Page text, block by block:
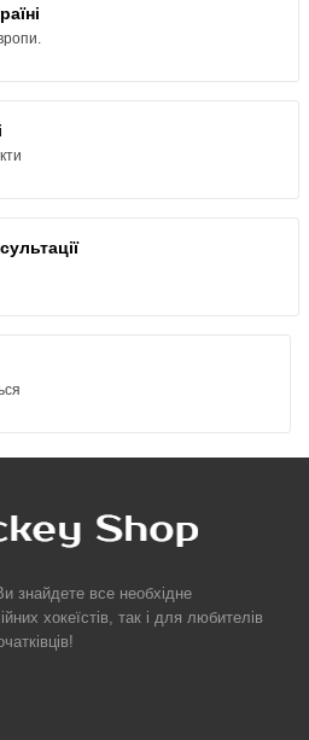
знайдете все необхідне
хокеїстів, так і для любителів